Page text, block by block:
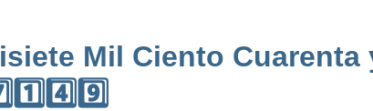
Mil Ciento Cuarenta